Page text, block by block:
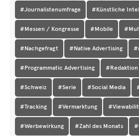
#Journalistenumfrage #Künstliche
#Messen / Kongresse #Mobile
#Nachgefragt #Native Advertising
#Programmatic Advertising #Redaktion
#Schweiz #Serie #Social Media
#Tracking #Vermarktung
#Werbewirkung #Zahl des Monats